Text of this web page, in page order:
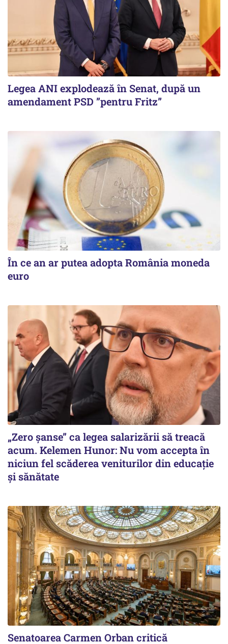
Legea ANI explodează în Senat, după un
amendament PSD ”pentru Fritz”
În ce an ar putea adopta România moneda
euro
„Zero șanse” ca legea salarizării să treacă
acum. Kelemen Hunor: Nu vom accepta în
niciun fel scăderea veniturilor din educație
și sănătate
Senatoarea Carmen Orban critică